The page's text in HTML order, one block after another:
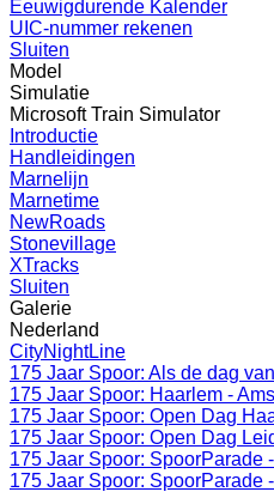
Eeuwigdurende Kalender
UIC-nummer rekenen
Sluiten
Model
Simulatie
Microsoft Train Simulator
Introductie
Handleidingen
Marnelijn
Marnetime
NewRoads
Stonevillage
XTracks
Sluiten
Galerie
Nederland
CityNightLine
175 Jaar Spoor: Als de dag
175 Jaar Spoor: Haarlem -
175 Jaar Spoor: Open Dag
175 Jaar Spoor: Open Dag
175 Jaar Spoor: SpoorParade
175 Jaar Spoor: SpoorParade